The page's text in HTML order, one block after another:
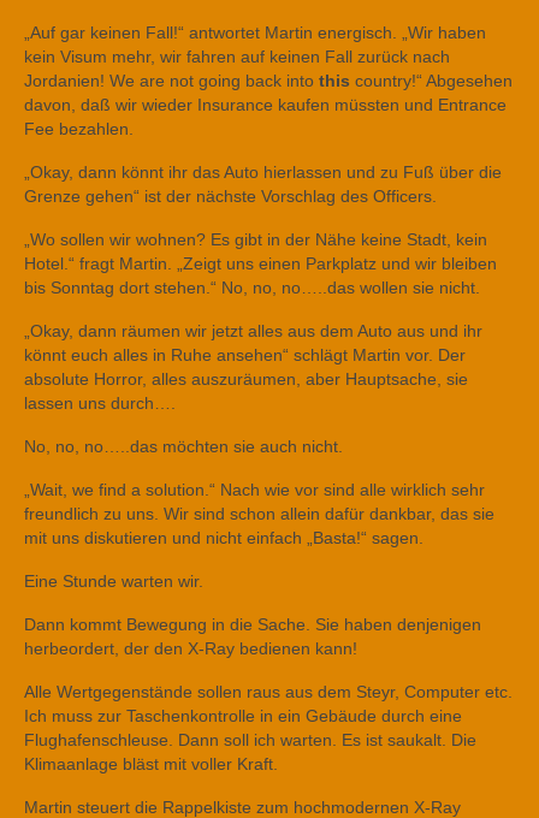
„Auf gar keinen Fall!“ antwortet Martin energisch. „Wir haben
kein Visum mehr, wir fahren auf keinen Fall zurück nach
Jordanien! We are not going back into this country!“ Abgesehen
davon, daß wir wieder Insurance kaufen müssten und Entrance
Fee bezahlen.
„Okay, dann könnt ihr das Auto hierlassen und zu Fuß über die
Grenze gehen“ ist der nächste Vorschlag des Officers.
„Wo sollen wir wohnen? Es gibt in der Nähe keine Stadt, kein
Hotel.“ fragt Martin. „Zeigt uns einen Parkplatz und wir bleiben
bis Sonntag dort stehen.“ No, no, no…..das wollen sie nicht.
„Okay, dann räumen wir jetzt alles aus dem Auto aus und ihr
könnt euch alles in Ruhe ansehen“ schlägt Martin vor. Der
absolute Horror, alles auszuräumen, aber Hauptsache, sie
lassen uns durch….
No, no, no…..das möchten sie auch nicht.
„Wait, we find a solution.“ Nach wie vor sind alle wirklich sehr
freundlich zu uns. Wir sind schon allein dafür dankbar, das sie
mit uns diskutieren und nicht einfach „Basta!“ sagen.
Eine Stunde warten wir.
Dann kommt Bewegung in die Sache. Sie haben denjenigen
herbeordert, der den X-Ray bedienen kann!
Alle Wertgegenstände sollen raus aus dem Steyr, Computer etc.
Ich muss zur Taschenkontrolle in ein Gebäude durch eine
Flughafenschleuse. Dann soll ich warten. Es ist saukalt. Die
Klimaanlage bläst mit voller Kraft.
Martin steuert die Rappelkiste zum hochmodernen X-Ray